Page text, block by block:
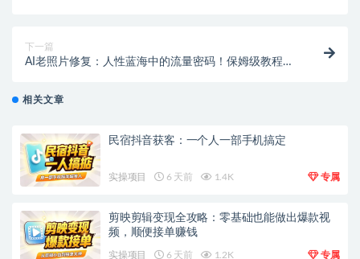
下一篇
AI老照片修复：人性蓝海中的流量密码！保姆级教程，
相关文章
民宿抖音获客：一个人一部手机搞定
实操项目 6 天前 1.4K 专属
剪映剪辑变现全攻略：零基础也能做出爆款视
频，顺便接单赚钱
实操项目 6 天前 1.2K 专属